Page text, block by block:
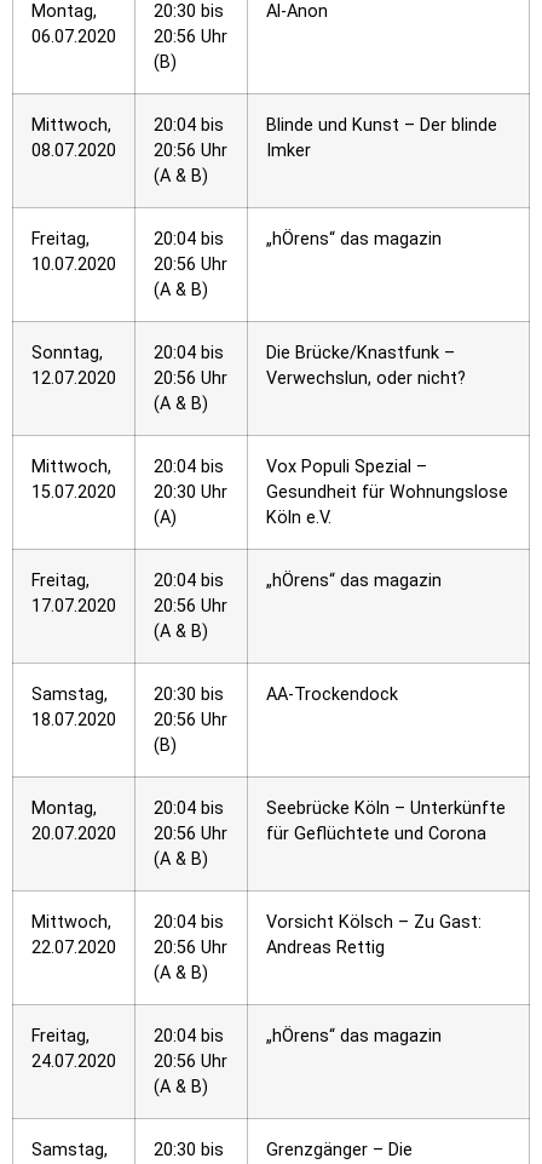
Montag,
06.07.2020
20:30 bis
20:56 Uhr
(B)
Al-Anon
Mittwoch,
08.07.2020
20:04 bis
20:56 Uhr
(A & B)
Blinde und Kunst – Der blinde
Imker
Freitag,
10.07.2020
20:04 bis
20:56 Uhr
(A & B)
„hÖrens“ das magazin
Sonntag,
12.07.2020
20:04 bis
20:56 Uhr
(A & B)
Die Brücke/Knastfunk –
Verwechslun, oder nicht?
Mittwoch,
15.07.2020
20:04 bis
20:30 Uhr
(A)
Vox Populi Spezial –
Gesundheit für Wohnungslose
Köln e.V.
Freitag,
17.07.2020
20:04 bis
20:56 Uhr
(A & B)
„hÖrens“ das magazin
Samstag,
18.07.2020
20:30 bis
20:56 Uhr
(B)
AA-Trockendock
Montag,
20.07.2020
20:04 bis
20:56 Uhr
(A & B)
Seebrücke Köln – Unterkünfte
für Geflüchtete und Corona
Mittwoch,
22.07.2020
20:04 bis
20:56 Uhr
(A & B)
Vorsicht Kölsch – Zu Gast:
Andreas Rettig
Freitag,
24.07.2020
20:04 bis
20:56 Uhr
(A & B)
„hÖrens“ das magazin
Samstag,
20:30 bis
Grenzgänger – Die